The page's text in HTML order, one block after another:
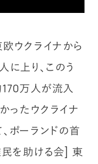
ウクライナから
上り、このう
万人が流入
ったウクライナ
ポーランドの首
を助ける会] 東